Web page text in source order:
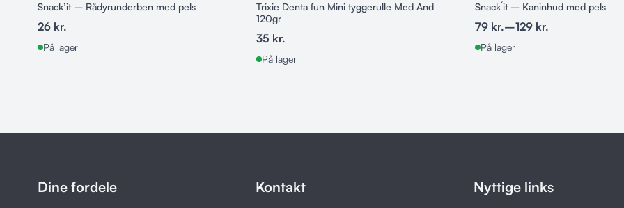
Snack’it – Rådyrunderben med pels
26 kr.
På lager
Trixie Denta fun Mini tyggerulle Med And
120gr
35 kr.
På lager
Snack´it – Kaninhud med pels
79 kr.–129 kr.
På lager
Dine fordele Kontakt Nyttige links